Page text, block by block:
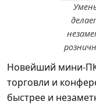
Новейший мини-
торговли и
быстрее и